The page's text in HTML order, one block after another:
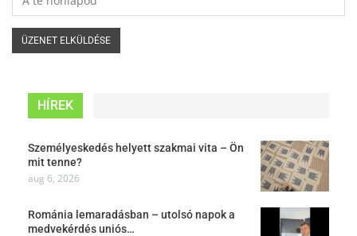
HÍREK
Személyeskedés helyett szakmai vita – Ön
mit tenne?
aug 6, 2026
Románia lemaradásban – utolsó napok a
medvekérdés uniós…